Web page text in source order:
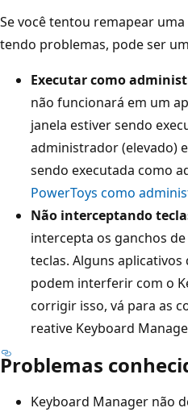
Se você tentou remapear
tendo problemas, pode ser
Executar como
não funcionará em um
janela estiver sendo
administrador (elevado)
sendo executada como
PowerToys como
Não interceptando
intercepta os ganchos
teclas. Alguns
podem interferir com o
corrigir isso, vá para as
reative Keyboard
Problemas
Keyboard Manager não